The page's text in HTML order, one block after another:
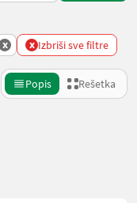
x x Izbriši sve filtre
Popis Rešetka